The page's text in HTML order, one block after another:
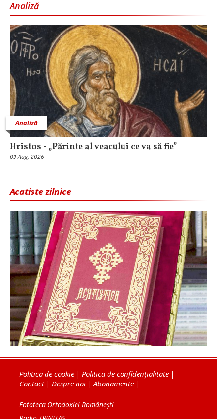
Analiză
Analiză
Hristos - „Părinte al veacului ce va să fie”
09 Aug, 2026
Acatiste zilnice
Politica de cookie | Politica de confidențialitate |
Contact| Despre noi | Abonamente |
Fototeca Ortodoxiei Românești